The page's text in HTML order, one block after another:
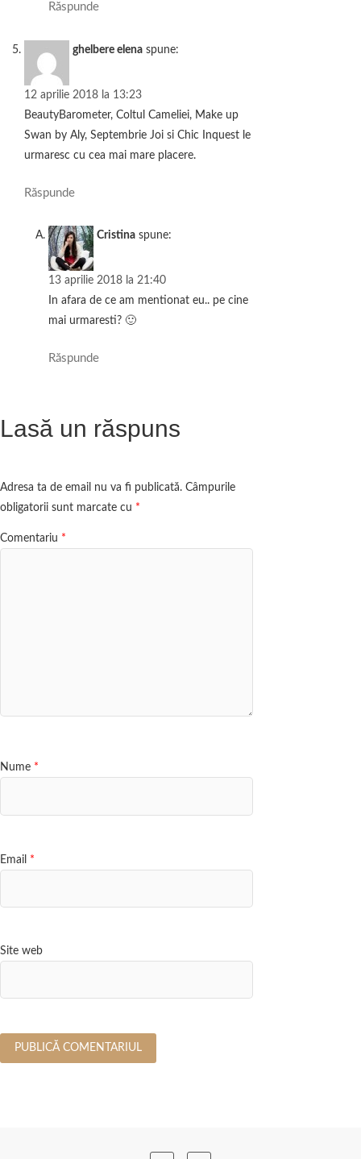
Răspunde
ghelbere elena spune:
12 aprilie 2018 la 13:23
BeautyBarometer, Coltul Cameliei, Make up
Swan by Aly, Septembrie Joi si Chic Inquest le
urmaresc cu cea mai mare placere.
Răspunde
Cristina spune:
13 aprilie 2018 la 21:40
In afara de ce am mentionat eu.. pe cine
mai urmaresti? 🙂
Răspunde
Lasă un răspuns
Adresa ta de email nu va fi publicată. Câmpurile
obligatorii sunt marcate cu *
Comentariu *
Nume *
Email *
Site web